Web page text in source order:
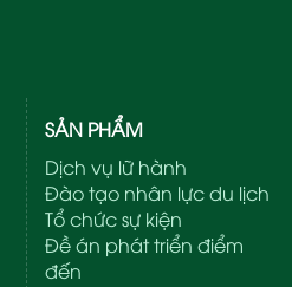
SẢN PHẨM
Dịch vụ lữ hành
Đào tạo nhân lực du lịch
Tổ chức sự kiện
Đề án phát triển điểm
đến